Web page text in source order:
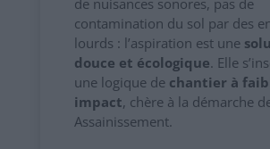
contamination du sol par des
lourds : l’aspiration est une
douce et écologique. Elle
une logique de chantier à
impact, chère à la démarche
Assainissement.